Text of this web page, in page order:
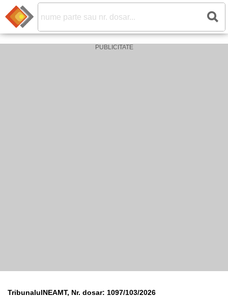
TribunalulNEAMT, Nr. dosar: 1097/103/2026